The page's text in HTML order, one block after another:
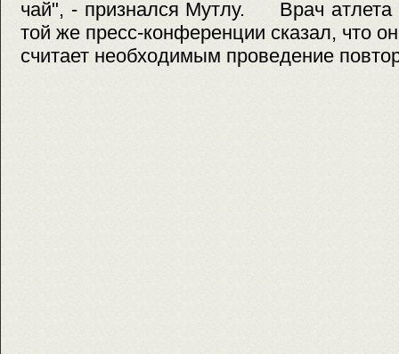
чай", - признался Мутлу. Врач атлета
той же пресс-конференции сказал, что он
считает необходимым проведение